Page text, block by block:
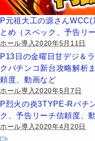
P元祖大工の源さん
とめ（スペック、予告リ
ホール導入2020年5月11日
P13日の金曜日甘デジ＆
クパチンコ新台攻略解析
頼度、動画など
ホール導入2020年5月7日
P烈火の炎3TYPE-Rパチ
ク、予告リーチ信頼度、
ホール導入2020年4月20日